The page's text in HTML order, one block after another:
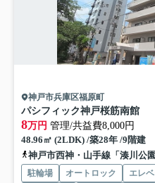
神戸市兵庫区福原町
パシフィック神戸桜筋南館
8万円 管理/共益費8,000円
48.96㎡ (2LDK) /築28年 /9階建
神戸市西神・山手線「湊川公
駐輪場 オートロック エレ